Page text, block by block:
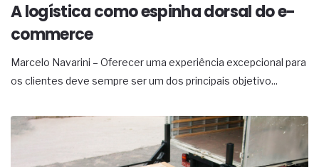
A logística como espinha dorsal do e-
commerce
Marcelo Navarini – Oferecer uma experiência excepcional para
os clientes deve sempre ser um dos principais objetivo...